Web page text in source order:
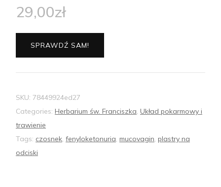
29,00zł
SPRAWDŹ SAM!
SKU: 78449924ed27
Categories: Herbarium św. Franciszka, Układ pokarmowy i
trawienie
Tags: czosnek, fenyloketonuria, mucovagin, plastry na
odciski